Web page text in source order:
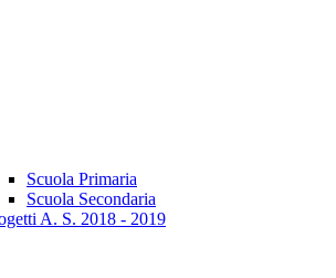
Scuola Primaria
Scuola Secondaria
A. S. 2018 - 2019